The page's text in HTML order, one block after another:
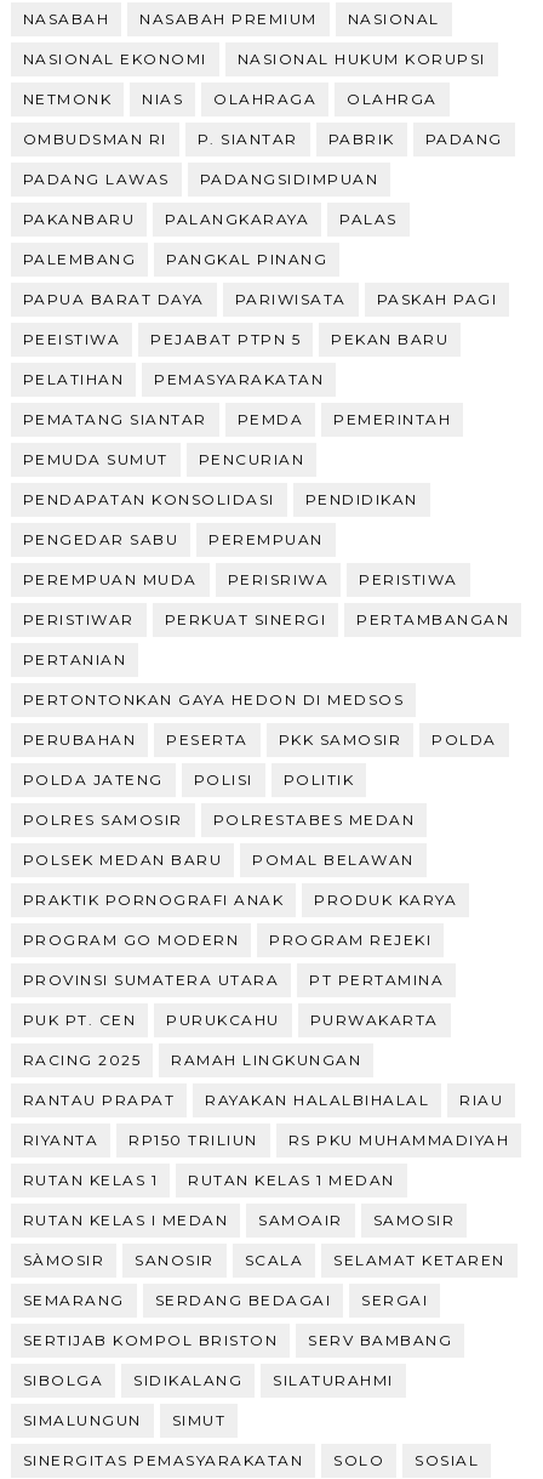
NASABAH NASABAH PREMIUM NASIONAL
NASIONAL EKONOMI NASIONAL HUKUM KORUPSI
NETMONK NIAS OLAHRAGA OLAHRGA
OMBUDSMAN RI P. SIANTAR PABRIK PADANG
PADANG LAWAS PADANGSIDIMPUAN
PAKANBARU PALANGKARAYA PALAS
PALEMBANG PANGKAL PINANG
PAPUA BARAT DAYA PARIWISATA PASKAH PAGI
PEEISTIWA PEJABAT PTPN 5 PEKAN BARU
PELATIHAN PEMASYARAKATAN
PEMATANG SIANTAR PEMDA PEMERINTAH
PEMUDA SUMUT PENCURIAN
PENDAPATAN KONSOLIDASI PENDIDIKAN
PENGEDAR SABU PEREMPUAN
PEREMPUAN MUDA PERISRIWA PERISTIWA
PERISTIWAR PERKUAT SINERGI PERTAMBANGAN
PERTANIAN
PERTONTONKAN GAYA HEDON DI MEDSOS
PERUBAHAN PESERTA PKK SAMOSIR POLDA
POLDA JATENG POLISI POLITIK
POLRES SAMOSIR POLRESTABES MEDAN
POLSEK MEDAN BARU POMAL BELAWAN
PRAKTIK PORNOGRAFI ANAK PRODUK KARYA
PROGRAM GO MODERN PROGRAM REJEKI
PROVINSI SUMATERA UTARA PT PERTAMINA
PUK PT. CEN PURUKCAHU PURWAKARTA
RACING 2025 RAMAH LINGKUNGAN
RANTAU PRAPAT RAYAKAN HALALBIHALAL RIAU
RIYANTA RP150 TRILIUN RS PKU MUHAMMADIYAH
RUTAN KELAS 1 RUTAN KELAS 1 MEDAN
RUTAN KELAS I MEDAN SAMOAIR SAMOSIR
SÀMOSIR SANOSIR SCALA SELAMAT KETAREN
SEMARANG SERDANG BEDAGAI SERGAI
SERTIJAB KOMPOL BRISTON SERV BAMBANG
SIBOLGA SIDIKALANG SILATURAHMI
SIMALUNGUN SIMUT
SINERGITAS PEMASYARAKATAN SOLO SOSIAL